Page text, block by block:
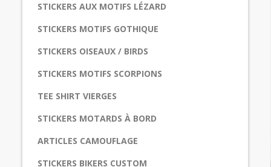
STICKERS AUX MOTIFS LÉZARD
STICKERS MOTIFS GOTHIQUE
STICKERS OISEAUX / BIRDS
STICKERS MOTIFS SCORPIONS
TEE SHIRT VIERGES
STICKERS MOTARDS À BORD
ARTICLES CAMOUFLAGE
STICKERS BIKERS CUSTOM